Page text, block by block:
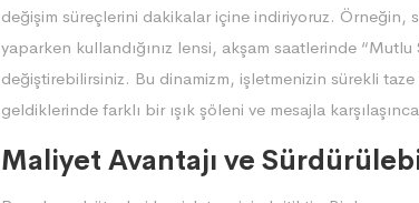
değişim süreçlerini dakikalar içine indiriyoruz. Örneğin,
yaparken kullandığınız lensi, akşam saatlerinde
değiştirebilirsiniz. Bu dinamizm, işletmenizin sürekli
geldiklerinde farklı bir ışık şöleni ve mesajla
Maliyet Avantajı ve